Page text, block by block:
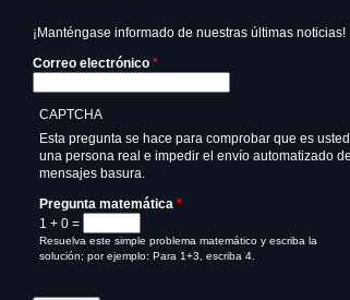
¡Manténgase informado de nuestras últimas noticias!
Correo electrónico *
CAPTCHA
Esta pregunta se hace para comprobar que es usted
una persona real e impedir el envío automatizado de
mensajes basura.
Pregunta matemática *
1 + 0 =
Resuelva este simple problema matemático y escriba la
solución; por ejemplo: Para 1+3, escriba 4.